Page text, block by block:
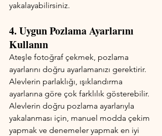
yakalayabilirsiniz.
4. Uygun Pozlama Ayarlarını
Kullanın
Ateşle fotoğraf çekmek, pozlama
ayarlarını doğru ayarlamanızı gerektirir.
Alevlerin parlaklığı, ışıklandırma
ayarlarına göre çok farklılık gösterebilir.
Alevlerin doğru pozlama ayarlarıyla
yakalanması için, manuel modda çekim
yapmak ve denemeler yapmak en iyi